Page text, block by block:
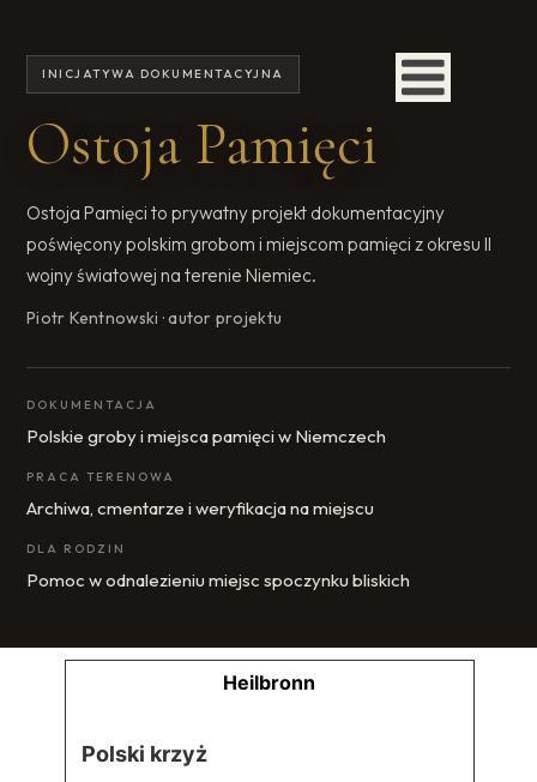
INICJATYWA DOKUMENTACYJNA
Ostoja Pamięci
Ostoja Pamięci to prywatny projekt dokumentacyjny
poświęcony polskim grobom i miejscom pamięci z okresu II
wojny światowej na terenie Niemiec.
Piotr Kentnowski · autor projektu
DOKUMENTACJA
Polskie groby i miejsca pamięci w Niemczech
PRACA TERENOWA
Archiwa, cmentarze i weryfikacja na miejscu
DLA RODZIN
Pomoc w odnalezieniu miejsc spoczynku bliskich
Polski krzyż
Heilbronn